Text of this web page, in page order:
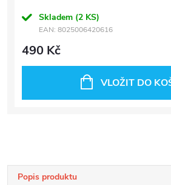
Skladem (2 KS)
EAN: 8025006420616
490 Kč
VLOŽIT DO
Popis produktu